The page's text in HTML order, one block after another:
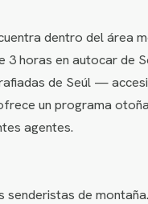
dentro del área
horas en autocar de
de Seúl —
un programa
agentes.
de